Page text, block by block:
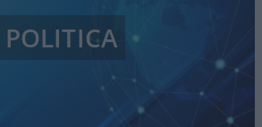
POLITICA